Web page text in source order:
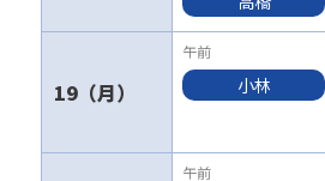
19 小林